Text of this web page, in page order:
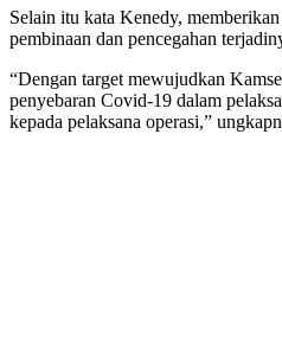
Selain itu kata Kenedy,
pembinaan dan pencegahan
“Dengan target mewujudkan
penyebaran Covid-19 dalam
kepada pelaksana operasi,”